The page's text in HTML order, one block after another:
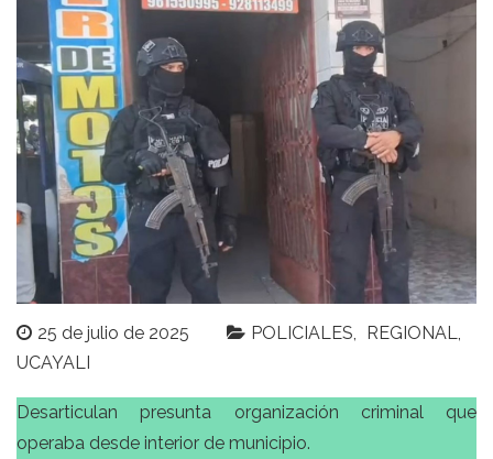
25 de julio de 2025 POLICIALES
REGIONAL
UCAYALI
Desarticulan presunta organización criminal que
operaba desde interior de municipio.